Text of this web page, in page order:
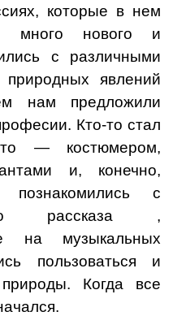
которые в нем
много нового и
с различными
природных явлений
нам предложили
Кто-то стал
то — костюмером,
и, конечно,
с
рассказа ,
на музыкальных
пользоваться и
природы. Когда все